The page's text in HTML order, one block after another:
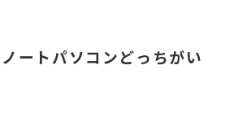
ートパソコンどっちがい